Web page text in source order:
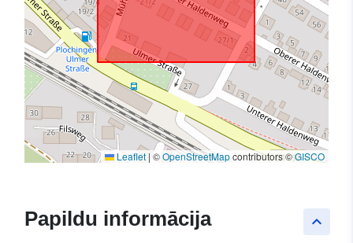
Leaflet | ©OpenStreetMapcontributors ©GISCO
keyboard_arrow_up
Papildu informācija